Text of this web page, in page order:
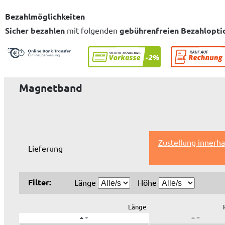
Bezahlmöglichkeiten
Sicher bezahlen mit folgenden gebührenfreien
Magnetband
Lieferung
Zustellung
Filter: Länge Höhe
Länge